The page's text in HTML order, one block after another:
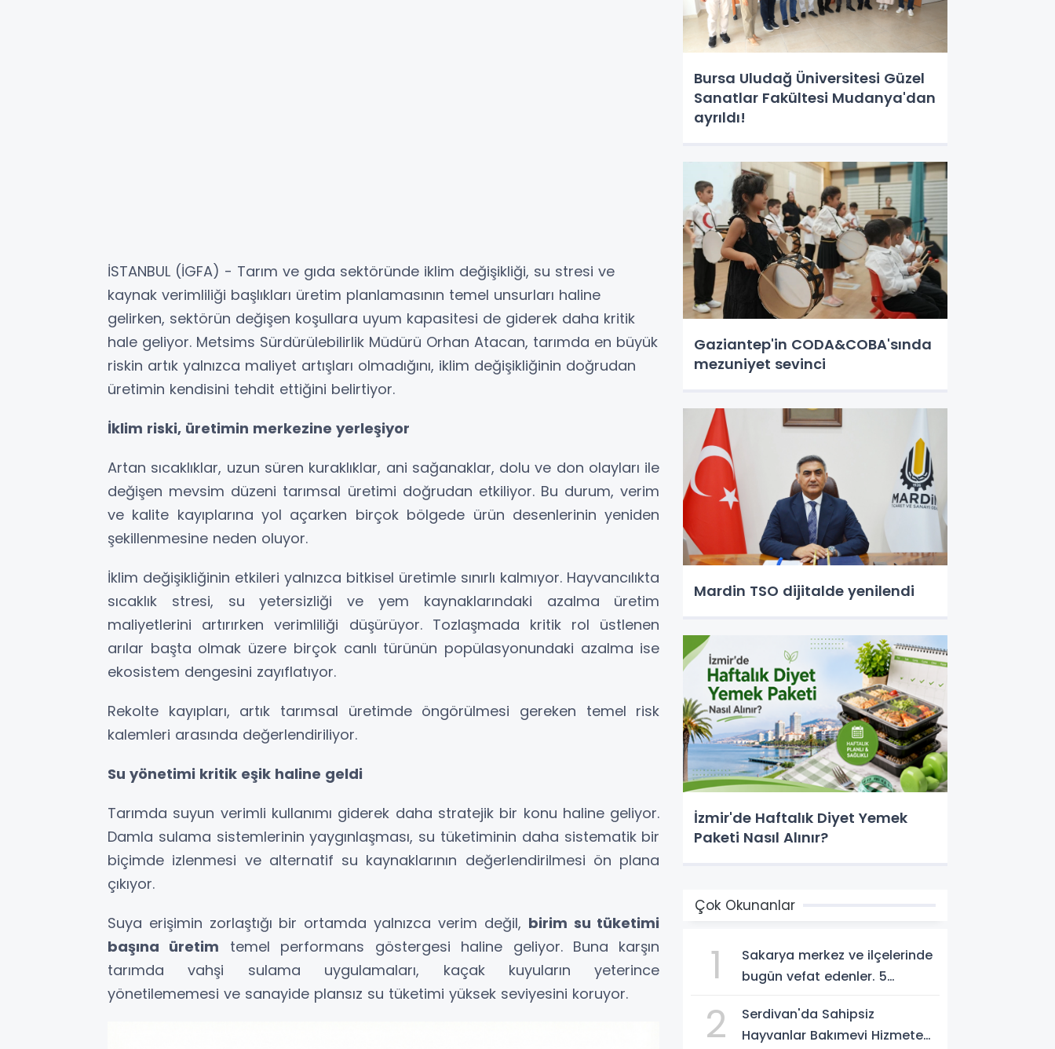
İSTANBUL (İGFA) - Tarım ve gıda sektöründe iklim değişikliği, su stresi ve
kaynak verimliliği başlıkları üretim planlamasının temel unsurları haline
gelirken, sektörün değişen koşullara uyum kapasitesi de giderek daha kritik
hale geliyor. Metsims Sürdürülebilirlik Müdürü Orhan Atacan, tarımda en büyük
riskin artık yalnızca maliyet artışları olmadığını, iklim değişikliğinin doğrudan
üretimin kendisini tehdit ettiğini belirtiyor.
İklim riski, üretimin merkezine yerleşiyor
Artan sıcaklıklar, uzun süren kuraklıklar, ani sağanaklar, dolu ve don olayları ile
değişen mevsim düzeni tarımsal üretimi doğrudan etkiliyor. Bu durum, verim
ve kalite kayıplarına yol açarken birçok bölgede ürün desenlerinin yeniden
şekillenmesine neden oluyor.
İklim değişikliğinin etkileri yalnızca bitkisel üretimle sınırlı kalmıyor. Hayvancılıkta
sıcaklık stresi, su yetersizliği ve yem kaynaklarındaki azalma üretim
maliyetlerini artırırken verimliliği düşürüyor. Tozlaşmada kritik rol üstlenen
arılar başta olmak üzere birçok canlı türünün popülasyonundaki azalma ise
ekosistem dengesini zayıflatıyor.
Rekolte kayıpları, artık tarımsal üretimde öngörülmesi gereken temel risk
kalemleri arasında değerlendiriliyor.
Su yönetimi kritik eşik haline geldi
Tarımda suyun verimli kullanımı giderek daha stratejik bir konu haline geliyor.
Damla sulama sistemlerinin yaygınlaşması, su tüketiminin daha sistematik bir
biçimde izlenmesi ve alternatif su kaynaklarının değerlendirilmesi ön plana
çıkıyor.
Suya erişimin zorlaştığı bir ortamda yalnızca verim değil, birim su tüketimi
başına üretim temel performans göstergesi haline geliyor. Buna karşın
tarımda vahşi sulama uygulamaları, kaçak kuyuların yeterince
yönetilememesi ve sanayide plansız su tüketimi yüksek seviyesini koruyor.
Bursa Uludağ Üniversitesi Güzel
Sanatlar Fakültesi Mudanya'dan
ayrıldı!
Gaziantep'in CODA&COBA'sında
mezuniyet sevinci
Mardin TSO dijitalde yenilendi
İzmir'de Haftalık Diyet Yemek
Paketi Nasıl Alınır?
Çok Okunanlar
1
Sakarya merkez ve ilçelerinde
bugün vefat edenler. 5
2
Serdivan'da Sahipsiz
Hayvanlar Bakımevi Hizmete